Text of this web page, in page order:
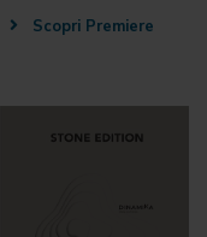
Scopri Premiere